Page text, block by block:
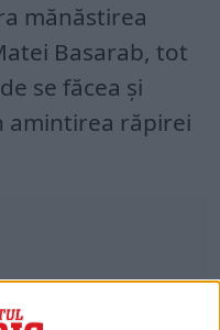
mănăstirea
Basarab, tot
se făcea şi
amintirea răpirei